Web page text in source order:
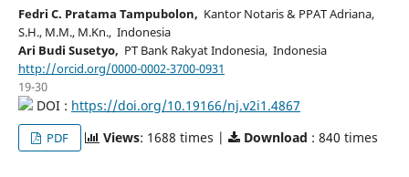
Fedri C. Pratama Tampubolon, Kantor Notaris & PPAT Adriana,
S.H., M.M., M.Kn., Indonesia
Ari Budi Susetyo, PT Bank Rakyat Indonesia, Indonesia
http://orcid.org/0000-0002-3700-0931
19-30
DOI : https://doi.org/10.19166/nj.v2i1.4867
PDF Views: 1688 times | Download : 840 times